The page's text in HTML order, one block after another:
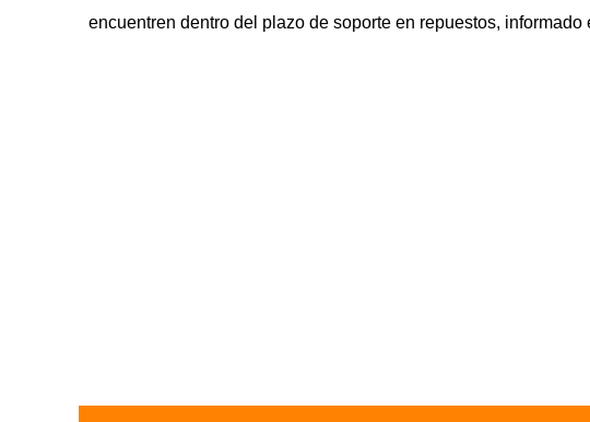
encuentren dentro del plazo de soporte en repuestos, informado